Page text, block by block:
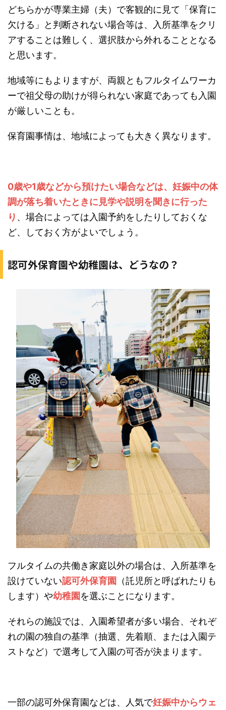
どちらかが専業主婦（夫）で客観的に見て「保育に
欠ける」と判断されない場合等は、入所基準をクリ
アすることは難しく、選択肢から外れることとなる
と思います。
地域等にもよりますが、両親ともフルタイムワーカ
ーで祖父母の助けが得られない家庭であっても入園
が厳しいことも。
保育園事情は、地域によっても大きく異なります。
0歳や1歳などから預けたい場合などは、妊娠中の体
調が落ち着いたときに見学や説明を聞きに行った
り 、場合によっては入園予約をしたりしておくな
ど、しておく方がよいでしょう。
認可外保育園や幼稚園は、どうなの？
フルタイムの共働き家庭以外の場合は、入所基準を
設けていない認可外保育園 （託児所と呼ばれたりも
します）や幼稚園を選ぶことになります。
それらの施設では、入園希望者が多い場合、それぞ
れの園の独自の基準（抽選、先着順、または入園テ
ストなど）で選考して入園の可否が決まります。
一部の認可外保育園などは、人気で妊娠中からウェ